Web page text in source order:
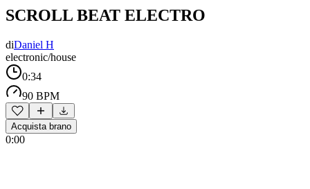
SCROLL BEAT ELECTRO
diDaniel H
electronic/house
0:34
90 BPM
Acquista brano
0:00